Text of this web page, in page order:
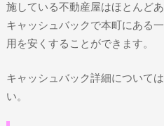
施している不動産屋はほとんど
キャッシュバックで本町にある
用を安くすることができます。
キャッシュバック詳細について
い。